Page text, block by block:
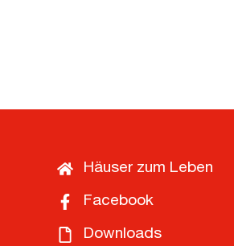
Häuser zum Leben
Facebook
Downloads